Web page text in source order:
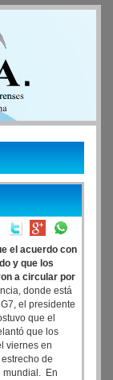
el acuerdo con
y que los
a circular por
donde está
el presidente
que el
que los
viernes en
de
mundial. En